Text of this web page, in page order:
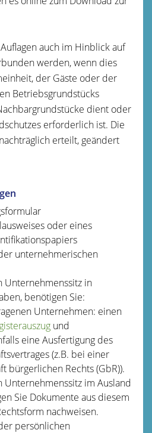
auch im Hinblick auf
werden, wenn dies
der Gäste oder der
Betriebsgrundstücks
dient oder
erforderlich ist. Die
erteilt, geändert
oder eines
unternehmerischen
Unternehmenssitz in
benötigen Sie:
Unternehmen: einen
und
eine Ausfertigung des
(z.B. bei einer
bürgerlichen Rechts (GbR)).
Unternehmenssitz im Ausland
Sie Dokumente aus diesem
nachweisen.
persönlichen